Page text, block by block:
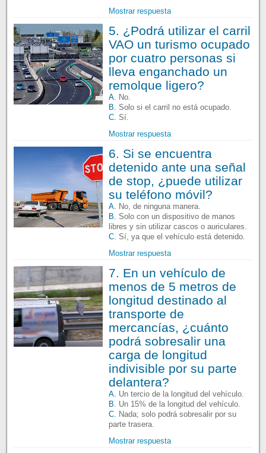
Mostrar respuesta
5. ¿Podrá utilizar el carril
VAO un turismo ocupado
por cuatro personas si
lleva enganchado un
remolque ligero?
A. No.
B. Solo si el carril no está ocupado.
C. Sí.
Mostrar respuesta
6. Si se encuentra
detenido ante una señal
de stop, ¿puede utilizar
su teléfono móvil?
A. No, de ninguna manera.
B. Solo con un dispositivo de manos
libres y sin utilizar cascos o auriculares.
C. Sí, ya que el vehículo está detenido.
Mostrar respuesta
7. En un vehículo de
menos de 5 metros de
longitud destinado al
transporte de
mercancías, ¿cuánto
podrá sobresalir una
carga de longitud
indivisible por su parte
delantera?
A. Un tercio de la longitud del vehículo.
B. Un 15% de la longitud del vehículo.
C. Nada; solo podrá sobresalir por su
parte trasera.
Mostrar respuesta